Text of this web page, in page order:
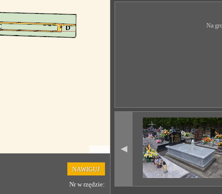
NAWIGUJ
Nr w rzędzie:
Na
◄